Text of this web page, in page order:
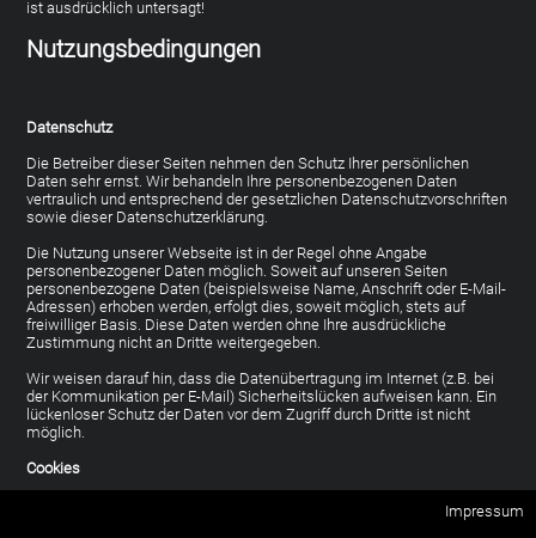
Nutzungsbedingungen
Datenschutz
Die Betreiber dieser Seiten nehmen den Schutz Ihrer persönlichen
Daten sehr ernst. Wir behandeln Ihre personenbezogenen Daten
vertraulich und entsprechend der gesetzlichen Datenschutzvorschriften
sowie dieser Datenschutzerklärung.
Die Nutzung unserer Webseite ist in der Regel ohne Angabe
personenbezogener Daten möglich. Soweit auf unseren Seiten
personenbezogene Daten (beispielsweise Name, Anschrift oder E-Mail-
Adressen) erhoben werden, erfolgt dies, soweit möglich, stets auf
freiwilliger Basis. Diese Daten werden ohne Ihre ausdrückliche
Zustimmung nicht an Dritte weitergegeben.
Wir weisen darauf hin, dass die Datenübertragung im Internet (z.B. bei
der Kommunikation per E-Mail) Sicherheitslücken aufweisen kann. Ein
lückenloser Schutz der Daten vor dem Zugriff durch Dritte ist nicht
möglich.
Cookies
Die Internetseiten verwenden teilweise so genannte Cookies. Cookies
richten auf Ihrem Rechner keinen Schaden an und enthalten keine Viren.
Impressum